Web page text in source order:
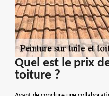
Quel est le prix
toiture ?